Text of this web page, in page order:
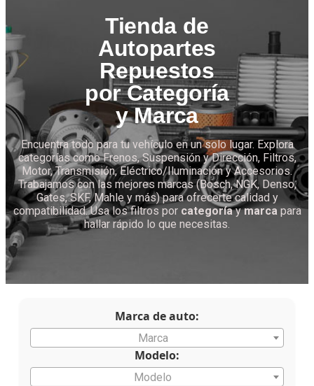
Tienda de
Autopartes
Repuestos
por Categoría
y Marca
Encuentra todo para tu vehículo en un solo lugar. Explora
categorías como Frenos, Suspensión y Dirección, Filtros,
Motor, Transmisión, Eléctrico/Iluminación y Accesorios.
Trabajamos con las mejores marcas (Bosch, NGK, Denso,
Gates, SKF, Mahle y más) para ofrecerte calidad y
compatibilidad. Usa los filtros por categoríaymarcapara
hallar rápido lo que necesitas.
Marca de auto:
Marca
Modelo:
Modelo